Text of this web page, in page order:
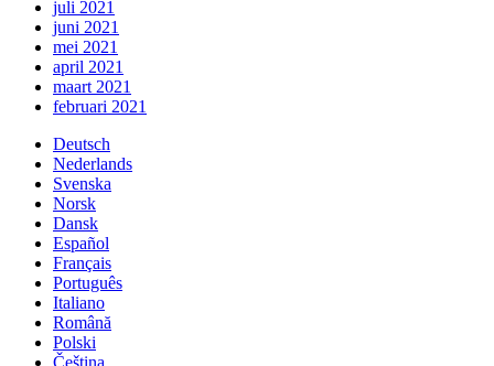
juli 2021
juni 2021
mei 2021
april 2021
maart 2021
februari 2021
Deutsch
Nederlands
Svenska
Norsk
Dansk
Español
Français
Português
Italiano
Română
Polski
Čeština